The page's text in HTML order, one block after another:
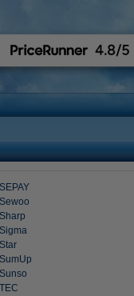
SEPAY
Sewoo
Sharp
Sigma
Star
SumUp
Sunso
TEC